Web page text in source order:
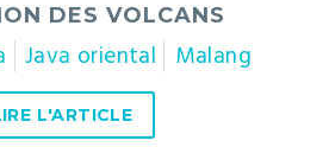
DES VOLCANS
Java oriental Malang
L'ARTICLE